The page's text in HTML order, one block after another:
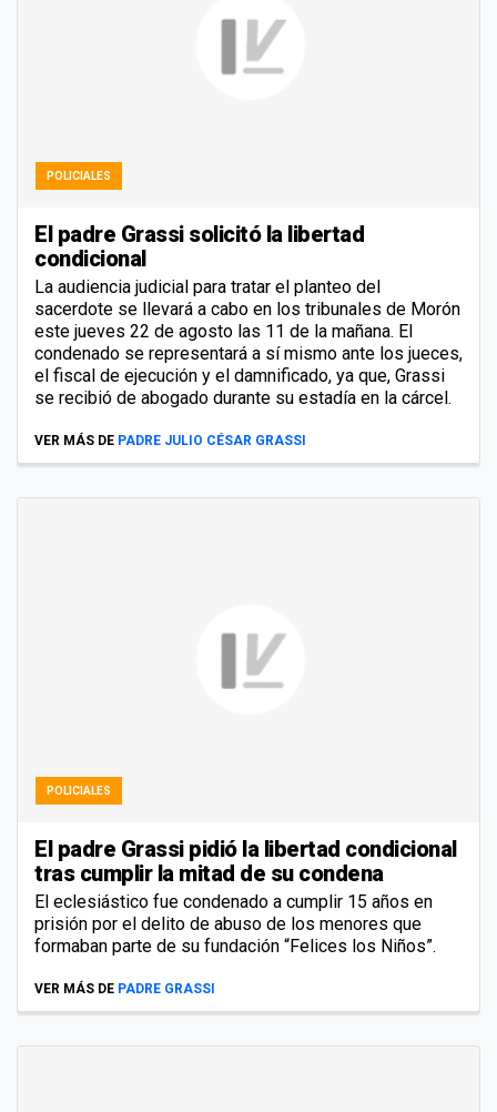
POLICIALES
El padre Grassi solicitó la libertad
condicional
La audiencia judicial para tratar el planteo del
sacerdote se llevará a cabo en los tribunales de Morón
este jueves 22 de agosto las 11 de la mañana. El
condenado se representará a sí mismo ante los jueces,
el fiscal de ejecución y el damnificado, ya que, Grassi
se recibió de abogado durante su estadía en la cárcel.
VER MÁS DE PADRE JULIO CÉSAR GRASSI
POLICIALES
El padre Grassi pidió la libertad condicional
tras cumplir la mitad de su condena
El eclesiástico fue condenado a cumplir 15 años en
prisión por el delito de abuso de los menores que
formaban parte de su fundación “Felices los Niños”.
VER MÁS DE PADRE GRASSI